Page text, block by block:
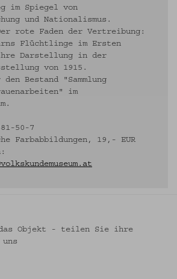
im Spiegel von
und Nationalismus.
rote Faden der Vertreibung:
Flüchtlinge im Ersten
Darstellung in der
von 1915.
Bestand "Sammlung
im
50-7
Farbabbildungen, 19,- EUR
das Objekt - teilen Sie ihre